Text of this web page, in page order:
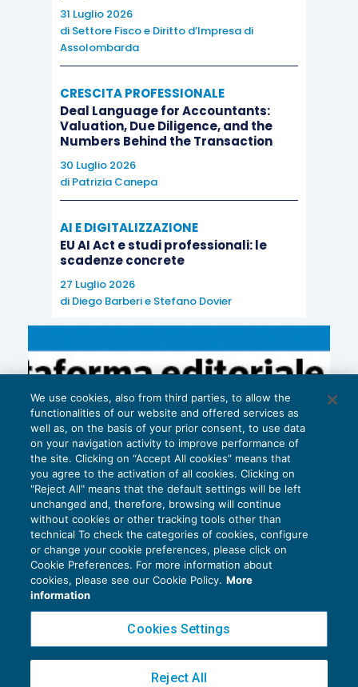
31 Luglio 2026
di Settore Fisco e Diritto d’Impresa di
Assolombarda
CRESCITA PROFESSIONALE
Deal Language for Accountants:
Valuation, Due Diligence, and the
Numbers Behind the Transaction
30 Luglio 2026
di Patrizia Canepa
AI E DIGITALIZZAZIONE
EU AI Act e studi professionali: le
scadenze concrete
27 Luglio 2026
di Diego Barberie Stefano Dovier
Privacy Policy
Cookie Policy
Copyright 2016 ©Gruppo Euroconference S.p.A.v2.32.2
Piazza Luigi Einaudi, 10N01 - 20124 Milano - info@ecnews.it
We use cookies, also from third parties, to allow the
functionalities of our website and offered services as
well as, on the basis of your prior consent, to use data
on your navigation activity to improve performance of
the site. Clicking on “Accept All cookies” means that
you agree to the activation of all cookies. Clicking on
"Reject All" means that the default settings will be left
unchanged and, therefore, browsing will continue
without cookies or other tracking tools other than
technical To check the categories of cookies, configure
or change your cookie preferences, please click on
Cookie Preferences. For more information about
cookies, please see our Cookie Policy. More
information
Cookies Settings
Reject All